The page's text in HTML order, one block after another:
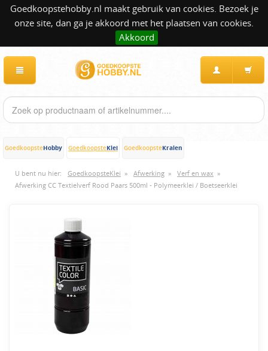
Goedkoopstehobby.nl maakt gebruik van cookies. Bezoek je
onze site, dan ga je akkoord met het plaatsen van cookies.
Akkoord
GoedkoopsteHobby GoedkoopsteKlei GoedkoopsteKralen
U bent nu hier: GoedkoopsteKlei » Afwerking » Verf en wax »
Afwerking CC Textielverf Rood Paars 500ml - Polymeerklei / Boetseerklei